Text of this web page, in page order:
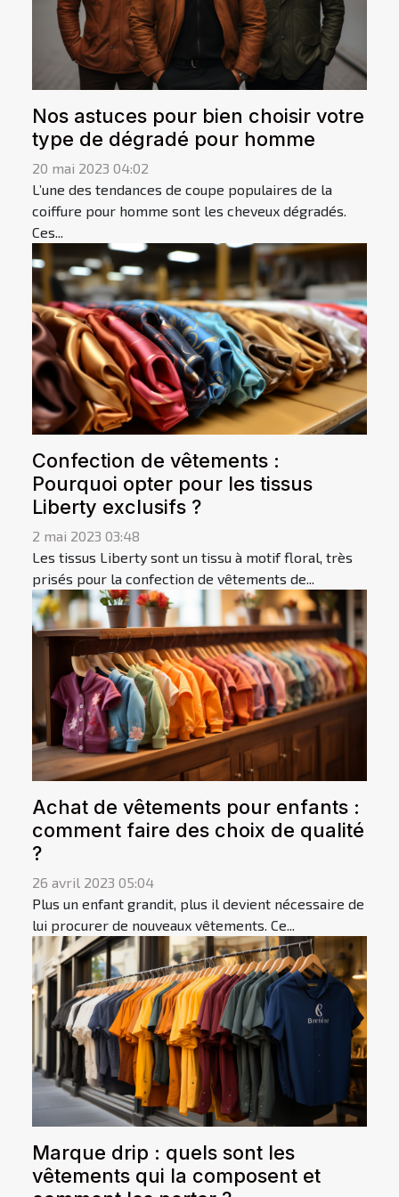
Nos astuces pour bien choisir votre
type de dégradé pour homme
20 mai 2023 04:02
L’une des tendances de coupe populaires de la
coiffure pour homme sont les cheveux dégradés.
Ces...
Confection de vêtements :
Pourquoi opter pour les tissus
Liberty exclusifs ?
2 mai 2023 03:48
Les tissus Liberty sont un tissu à motif floral, très
prisés pour la confection de vêtements de...
Achat de vêtements pour enfants :
comment faire des choix de qualité
?
26 avril 2023 05:04
Plus un enfant grandit, plus il devient nécessaire de
lui procurer de nouveaux vêtements. Ce...
Marque drip : quels sont les
vêtements qui la composent et